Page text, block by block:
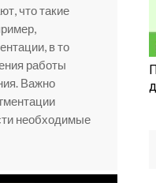
что такие
в то
работы
Важно
необходимые